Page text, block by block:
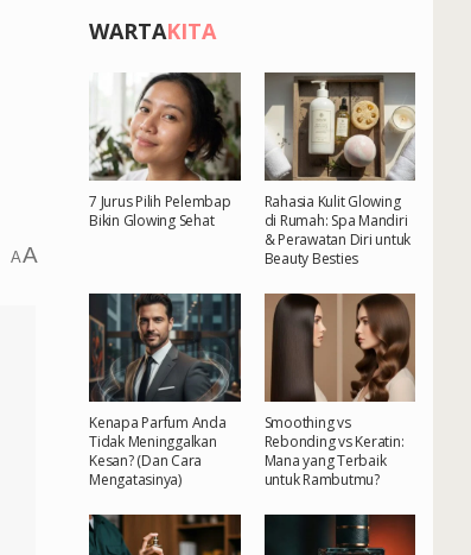
AA
WARTAKITA
7 Jurus Pilih Pelembap
Bikin Glowing Sehat
Rahasia Kulit Glowing
di Rumah: Spa Mandiri
& Perawatan Diri untuk
Beauty Besties
Kenapa Parfum Anda
Tidak Meninggalkan
Kesan? (Dan Cara
Mengatasinya)
Smoothing vs
Rebonding vs Keratin:
Mana yang Terbaik
untuk Rambutmu?